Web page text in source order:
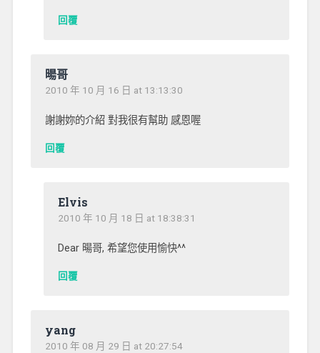
回覆
暘哥
2010 年 10 月 16 日 at 13:13:30
謝謝妳的介紹 對我很有幫助 感恩喔
回覆
Elvis
2010 年 10 月 18 日 at 18:38:31
Dear 暘哥, 希望您使用愉快^^
回覆
yang
2010 年 08 月 29 日 at 20:27:54